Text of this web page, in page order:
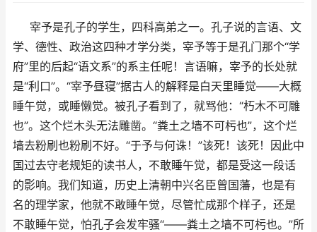
宰予是孔子的学生，四科高弟之一。孔子说的言语、文
学、德性、政治这四种才学分类，宰予等于是孔门那个“学
府”里的后起“语文系”的系主任呢！言语嘛，宰予的长处就
是“利口”。“宰予昼寝”据古人的解释是白天里睡觉——大概
睡午觉，或睡懒觉。被孔子看到了，就骂他：“朽木不可雕
也”。这个烂木头无法雕凿。“粪土之墙不可杇也”，这个烂
墙去粉刷也粉刷不好。“于予与何诛！ ”该死！该死！因此中
国过去守老规矩的读书人，不敢睡午觉，都是受这一段话
的影响。我们知道，历史上清朝中兴名臣曾国藩，也是有
名的理学家，他就不敢睡午觉，尽管忙成那个样子，还是
不敢睡午觉，怕孔子会发牢骚“——粪土之墙不可杇也。 ”所